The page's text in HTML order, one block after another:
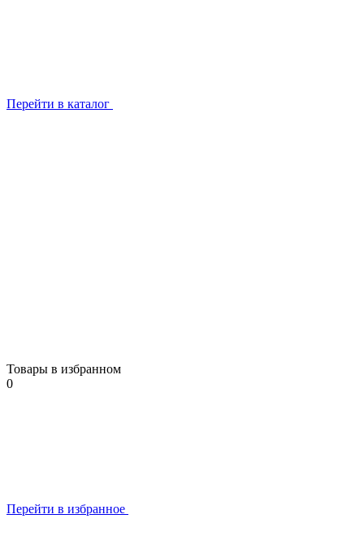
Перейти в каталог
Товары в избранном
0
Перейти в избранное